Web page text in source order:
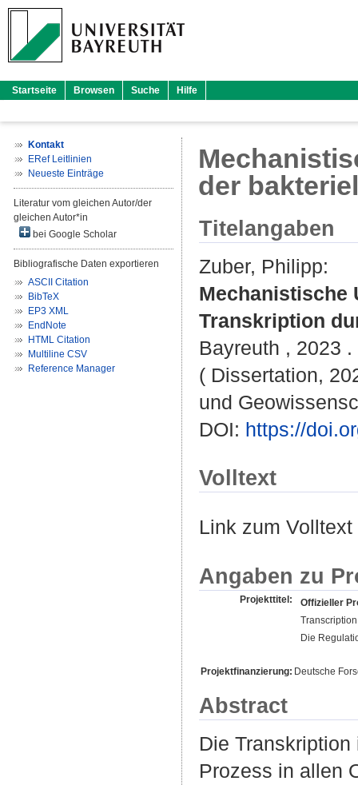
Startseite Browsen Suche Hilfe
Kontakt
ERef Leitlinien
Neueste Einträge
Literatur vom gleichen Autor/der
gleichen Autor*in
bei Google Scholar
Bibliografische Daten exportieren
ASCII Citation
BibTeX
EP3 XML
EndNote
HTML Citation
Multiline CSV
Reference Manager
der
Titelangaben
Zuber, Philipp:
Mechanistische
Transkription
Bayreuth , 2023
( Dissertation,
und
DOI: https://
Volltext
Link zum
Angaben zu
Projekttitel:
Offizieller
Die
Projektfinanzierung: Deutsche
Abstract
Die
Prozess in allen